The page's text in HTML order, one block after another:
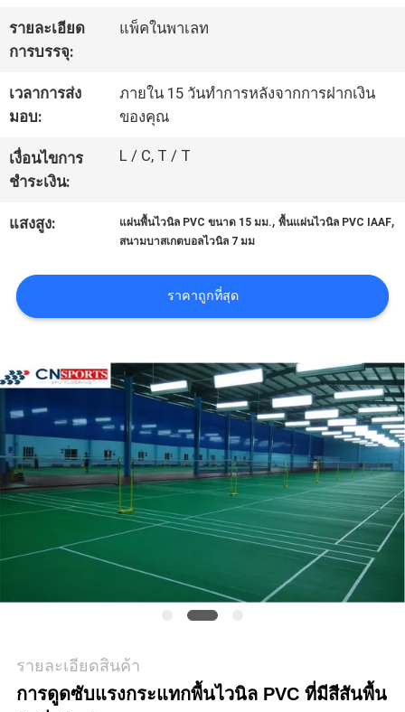
คุณภาพ
ติดต่อ
เรา
ขอ
เสนอ
แผนผัง
เว็บไซต์
PRIVACY
POLICY
รายละเอียด
การบรรจุ:
แพ็คในพาเลท
เวลาการส่ง
มอบ:
ภายใน 15 วันทำการหลังจากการฝากเงิน
ของคุณ
เงื่อนไขการ
ชำระเงิน:
L / C, T / T
แสงสูง: แผ่นพื้นไวนิล PVC ขนาด 15 มม.,พื้นแผ่นไวนิล PVC IAAF,
สนามบาสเกตบอลไวนิล 7 มม
ราคาถูกที่สุด
รายละเอียดสินค้า
การดูดซับแรงกระแทกพื้นไวนิล PVC ที่มีสีสันพื้น